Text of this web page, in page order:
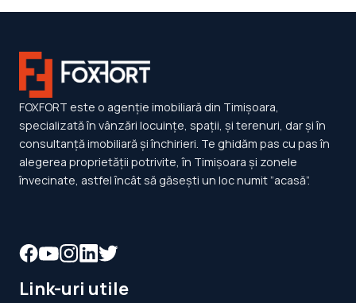
FOXFORT este o agenție imobiliară din Timișoara,
specializată în vânzări locuințe, spații, și terenuri, dar și în
consultanță imobiliară și închirieri. Te ghidăm pas cu pas în
alegerea proprietății potrivite, în Timișoara și zonele
învecinate, astfel încât să găsești un loc numit ”acasă”.
Link-uri utile